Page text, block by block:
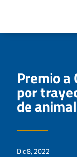
Premio a
por
de
Dic 8, 2022